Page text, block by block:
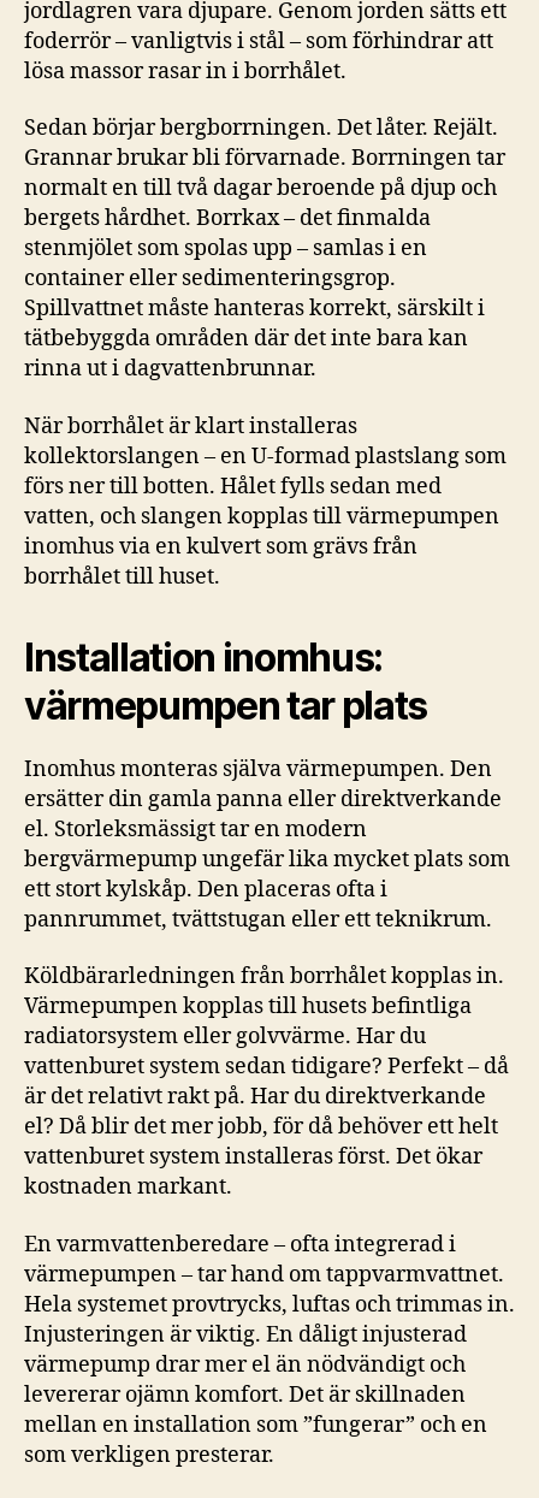
jordlagren vara djupare. Genom jorden sätts ett
foderrör – vanligtvis i stål – som förhindrar att
lösa massor rasar in i borrhålet.
Sedan börjar bergborrningen. Det låter. Rejält.
Grannar brukar bli förvarnade. Borrningen tar
normalt en till två dagar beroende på djup och
bergets hårdhet. Borrkax – det finmalda
stenmjölet som spolas upp – samlas i en
container eller sedimenteringsgrop.
Spillvattnet måste hanteras korrekt, särskilt i
tätbebyggda områden där det inte bara kan
rinna ut i dagvattenbrunnar.
När borrhålet är klart installeras
kollektorslangen – en U-formad plastslang som
förs ner till botten. Hålet fylls sedan med
vatten, och slangen kopplas till värmepumpen
inomhus via en kulvert som grävs från
borrhålet till huset.
Installation inomhus:
värmepumpen tar plats
Inomhus monteras själva värmepumpen. Den
ersätter din gamla panna eller direktverkande
el. Storleksmässigt tar en modern
bergvärmepump ungefär lika mycket plats som
ett stort kylskåp. Den placeras ofta i
pannrummet, tvättstugan eller ett teknikrum.
Köldbärarledningen från borrhålet kopplas in.
Värmepumpen kopplas till husets befintliga
radiatorsystem eller golvvärme. Har du
vattenburet system sedan tidigare? Perfekt – då
är det relativt rakt på. Har du direktverkande
el? Då blir det mer jobb, för då behöver ett helt
vattenburet system installeras först. Det ökar
kostnaden markant.
En varmvattenberedare – ofta integrerad i
värmepumpen – tar hand om tappvarmvattnet.
Hela systemet provtrycks, luftas och trimmas in.
Injusteringen är viktig. En dåligt injusterad
värmepump drar mer el än nödvändigt och
levererar ojämn komfort. Det är skillnaden
mellan en installation som ”fungerar” och en
som verkligen presterar.